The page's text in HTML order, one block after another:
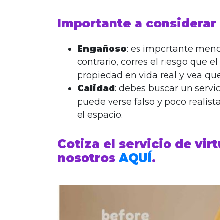
Importante a considerar
Engañoso: es importante
contrario, corres el riesgo que
propiedad en vida real y vea
Calidad: debes buscar un
puede verse falso y poco
el espacio.
Cotiza el servicio de
nosotros AQUÍ.